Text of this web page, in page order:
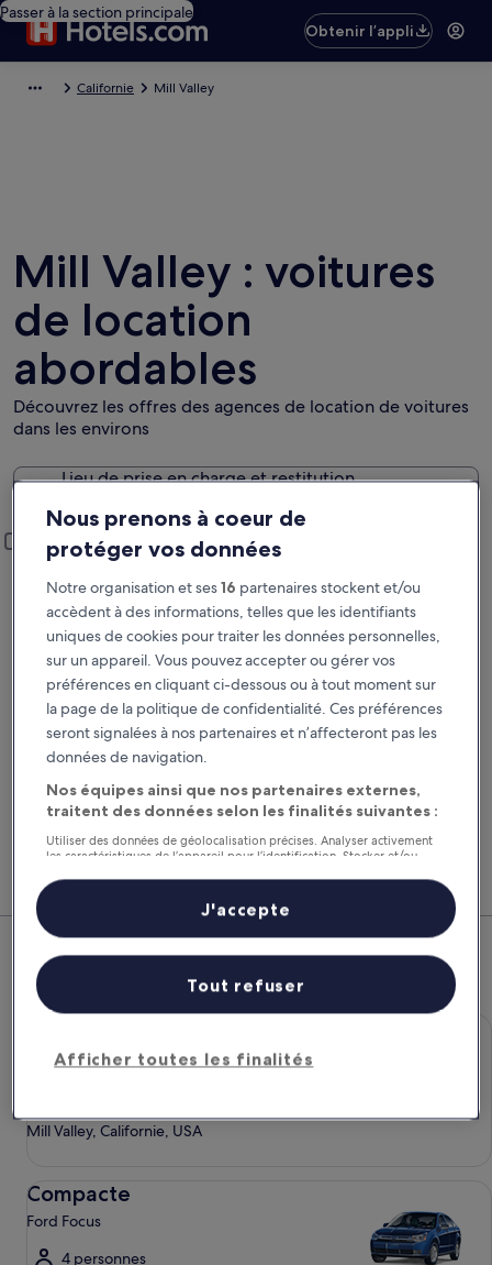
Passer à la section principale
Obtenir l’appli
Californie Mill Valley
Mill Valley : voitures
de location
abordables
Découvrez les offres des agences de location de voitures
dans les environs
Lieu de prise en charge et restitution
Lieu de prise en charge et restitution
Ajouter un lieu de restitution différent
Prise en charge
22 août
Restitution
23 août
Prise en charge
Restitution
J’ai un code de réduction
Rechercher
Comparez les fournisseurs et regroupez vol,
hôtel et location de voiture pour économiser au
maximum.
Mill Valley : nos meilleures
offres de voitures
Chevrolet Spark
Mill Valley, Californie, USA
Économique Chevrolet Spark
Compacte
Ford Focus
4 personnes
Nous prenons à coeur de
protéger vos données
Notre organisation et ses16 partenaires stockent et/ou
accèdent à des informations, telles que les identifiants
uniques de cookies pour traiter les données personnelles,
sur un appareil. Vous pouvez accepter ou gérer vos
préférences en cliquant ci-dessous ou à tout moment sur
la page de la politique de confidentialité. Ces préférences
seront signalées à nos partenaires et n’affecteront pas les
données de navigation.
Nos équipes ainsi que nos partenaires externes,
traitent des données selon les finalités suivantes :
Utiliser des données de géolocalisation précises. Analyser activement
les caractéristiques de l’appareil pour l’identification. Stocker et/ou
personnalisés, mesure de performance des publicités et du contenu,
études d’audience et développement de services.
Liste de nos partenaires (fournisseurs)
Afficher toutes les finalités
Tout refuser
J'accepte